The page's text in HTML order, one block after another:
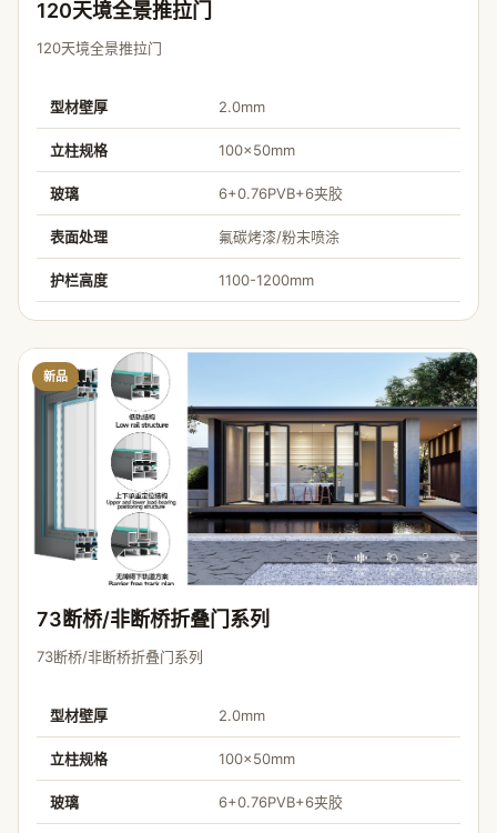
120天境全景推拉门
120天境全景推拉门
型材壁厚 2.0mm
立柱规格 100×50mm
玻璃 6+0.76PVB+6夹胶
表面处理 氟碳烤漆/粉末喷涂
护栏高度 1100-1200mm
新品
73断桥/非断桥折叠门系列
73断桥/非断桥折叠门系列
型材壁厚 2.0mm
立柱规格 100×50mm
玻璃 6+0.76PVB+6夹胶